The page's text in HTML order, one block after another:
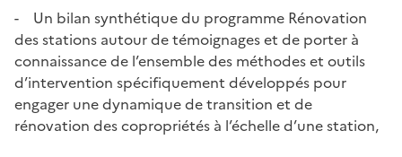
- Un bilan synthétique du programme Rénovation
des stations autour de témoignages et de porter à
connaissance de l’ensemble des méthodes et outils
d’intervention spécifiquement développés pour
engager une dynamique de transition et de
rénovation des copropriétés à l’échelle d’une station,